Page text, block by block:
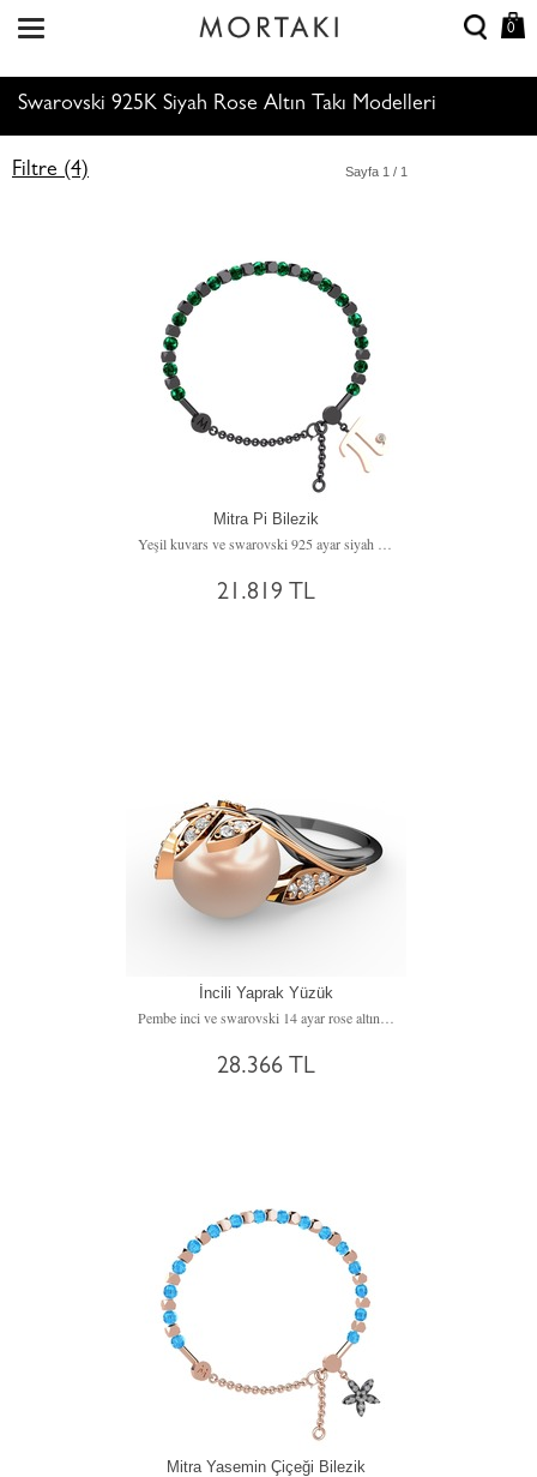
0
Swarovski 925K Siyah Rose Altın Takı Modelleri
Filtre (4) Sayfa 1 / 1
Mitra Pi Bilezik
21.819 TL
İncili Yaprak Yüzük
28.366 TL
Mitra Yasemin Çiçeği Bilezik